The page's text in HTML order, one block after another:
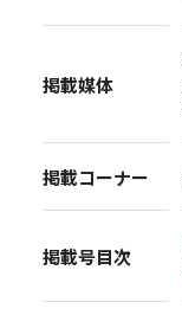
掲載媒体
掲載コーナー
掲載号目次